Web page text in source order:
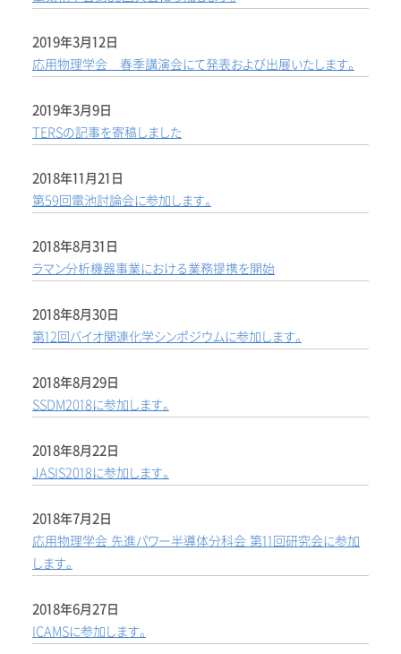
2019年3月12日
応用物理学会 春季講演会にて発表および出展いたします。
2019年3月9日
TERSの記事を寄稿しました
2018年11月21日
第59回電池討論会に参加します。
2018年8月31日
ラマン分析機器事業における業務提携を開始
2018年8月30日
第12回バイオ関連化学シンポジウムに参加します。
2018年8月29日
SSDM2018に参加します。
2018年8月22日
JASIS2018に参加します。
2018年7月2日
応用物理学会 先進パワー半導体分科会 第11回研究会に参加
します。
2018年6月27日
ICAMSに参加します。